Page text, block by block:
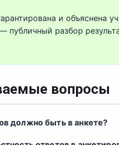
и объяснена
публичный разбор
вопросы
должно быть в анкете?